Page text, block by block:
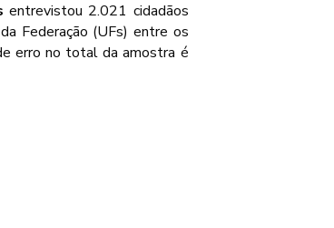
entrevistou 2.021 cidadãos
Federação (UFs) entre os
erro no total da amostra é